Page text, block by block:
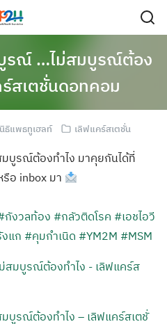
รณ์ …ไม่สมบูรณ์ต้อง
ร์สเตชั่นดอทคอม
ธิแพธทูเฮลท์ เลิฟแคร์สเตชั่น
บูรณ์ต้องทำไง มาคุยกันได้ที่
รือ inbox มา
กังวลท้อง #กลัวติดโรค #เอชไอวี
แก #คุมกำเนิด #YM2M #MSM
บูรณ์ต้องทำไง – เลิฟแคร์สเตชั่